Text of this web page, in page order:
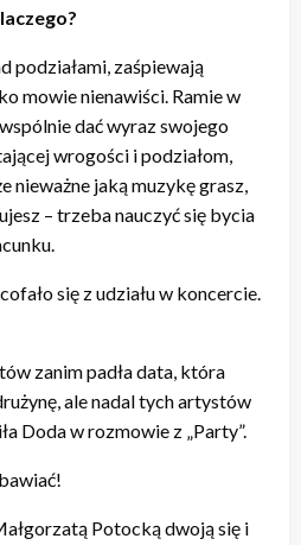
podziałami, zaśpiewają
mowie nienawiści. Ramie w
dać wyraz swojego
wrogości i podziałom,
nieważne jaką muzykę grasz,
– trzeba nauczyć się bycia
się z udziału w koncercie.
zanim padła data, która
ale nadal tych artystów
Doda w rozmowie z „Party”.
Potocką dwoją się i